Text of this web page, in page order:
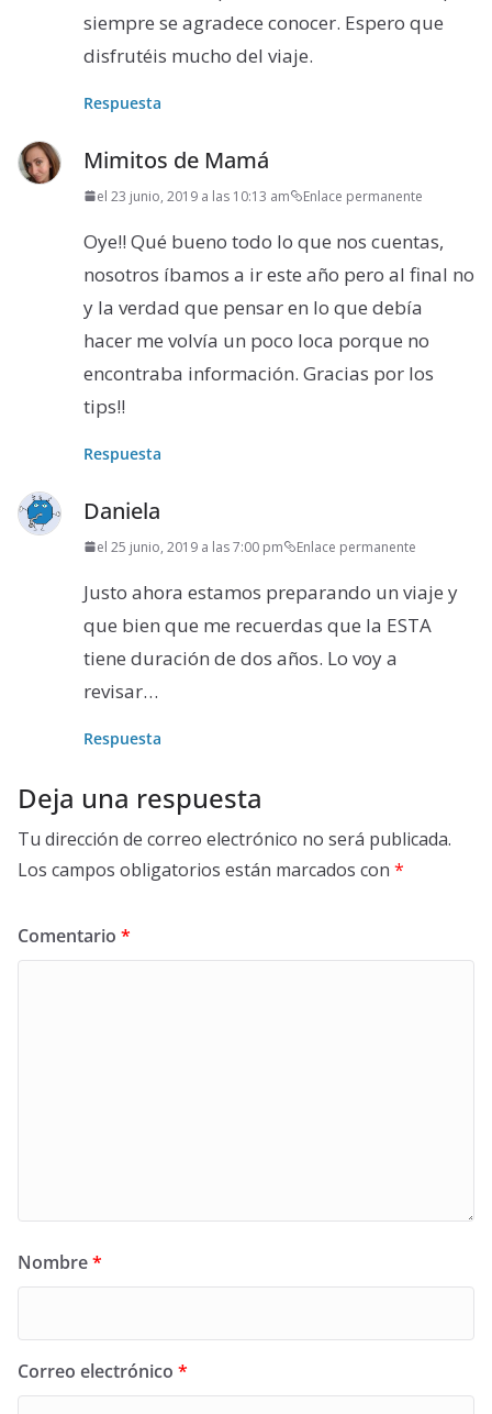
siempre se agradece conocer. Espero que
disfrutéis mucho del viaje.
Respuesta
Mimitos de Mamá
el 23 junio, 2019 a las 10:13 am Enlace permanente
Oye!! Qué bueno todo lo que nos cuentas,
nosotros íbamos a ir este año pero al final no
y la verdad que pensar en lo que debía
hacer me volvía un poco loca porque no
encontraba información. Gracias por los
tips!!
Respuesta
Daniela
el 25 junio, 2019 a las 7:00 pm Enlace permanente
Justo ahora estamos preparando un viaje y
que bien que me recuerdas que la ESTA
tiene duración de dos años. Lo voy a
revisar…
Respuesta
Deja una respuesta
Tu dirección de correo electrónico no será publicada.
Los campos obligatorios están marcados con *
Comentario *
Nombre*
Correo electrónico *